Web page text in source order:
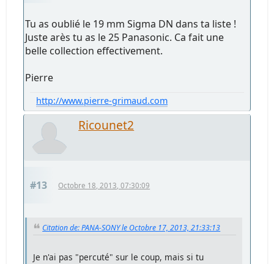
Tu as oublié le 19 mm Sigma DN dans ta liste !
Juste arès tu as le 25 Panasonic. Ca fait une
belle collection effectivement.
Pierre
http://www.pierre-grimaud.com
Ricounet2
#13 Octobre 18, 2013, 07:30:09
Citation de: PANA-SONY le Octobre 17, 2013, 21:33:13
Je n'ai pas "percuté" sur le coup, mais si tu